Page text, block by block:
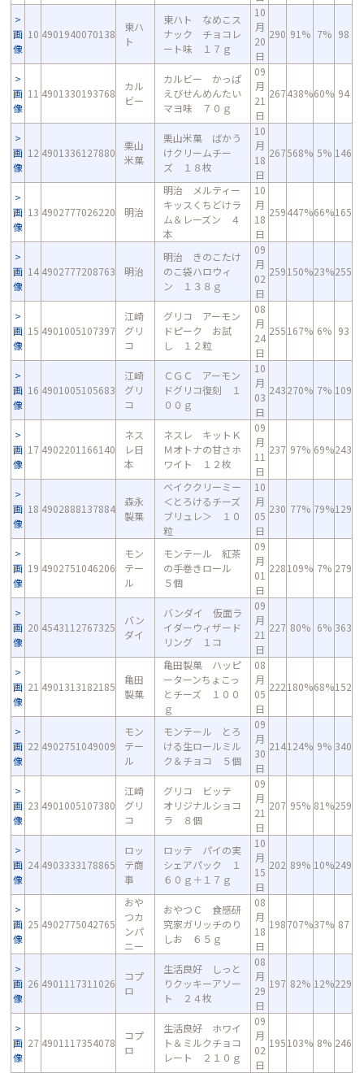
画
像
10 4901940070138
東ハ
ト
東ハト なめこス
ナック チョコレ
ート味 １７ｇ
10
月
20
日
290 91% 7% 98
画
像
11 4901330193768
カル
ビー
カルビー かっぱ
えびせんめんたい
マヨ味 ７０ｇ
09
月
21
日
267438%60% 94
画
像
12 4901336127880
栗山
米菓
栗山米菓 ばかう
けクリームチー
ズ １８枚
10
月
18
日
267568% 5% 146
画
像
13 4902777026220 明治
明治 メルティー
キッスくちどけラ
ム＆レーズン ４
本
10
月
18
日
259447%66%165
画
像
14 4902777208763 明治
明治 きのこたけ
のこ袋ハロウィ
ン １３８ｇ
09
月
02
日
259150%23%255
画
像
15 4901005107397
江崎
グリ
コ
グリコ アーモン
ドピーク お試
し １２粒
08
月
24
日
255167% 6% 93
画
像
16 4901005105683
江崎
グリ
コ
ＣＧＣ アーモン
ドグリコ復刻 １
００ｇ
10
月
03
日
243270% 7% 109
画
像
17 4902201166140
ネス
レ日
本
ネスレ キットＫ
Ｍオトナの甘さホ
ワイト １２枚
09
月
11
日
237 97% 69%243
画
像
18 4902888137884
森永
製菓
ベイククリーミー
＜とろけるチーズ
ブリュレ＞ １０
粒
10
月
05
日
230 77% 79%129
画
像
19 4902751046206
モン
テー
ル
モンテール 紅茶
の手巻きロール
５個
09
月
01
日
228109% 7% 279
画
像
20 4543112767325
バン
ダイ
バンダイ 仮面ラ
イダーウィザード
リング １コ
09
月
21
日
227 80% 6% 363
画
像
21 4901313182185
亀田
製菓
亀田製菓 ハッピ
ーターンちょこっ
とチーズ １００
ｇ
08
月
05
日
222180%68%152
画
像
22 4902751049009
モン
テー
ル
モンテール とろ
ける生ロールミル
ク＆チョコ ５個
09
月
30
日
214124% 9% 340
画
像
23 4901005107380
江崎
グリ
コ
グリコ ビッテ
オリジナルショコ
ラ ８個
09
月
21
日
207 95% 81%259
画
像
24 4903333178865
ロッ
テ商
事
ロッテ パイの実
シェアパック １
６０ｇ＋１７ｇ
10
月
15
日
202 89% 10%249
画
像
25 4902775042765
おや
つカ
ンパ
ニー
おやつＣ 食感研
究家ガリッチのり
しお ６５ｇ
08
月
18
日
198707%37% 87
画
像
26 4901117311026
コプ
ロ
生活良好 しっと
りクッキーアソー
ト ２４枚
08
月
29
日
197 82% 12%229
画
像
27 4901117354078
コプ
ロ
生活良好 ホワイ
ト＆ミルクチョコ
レート ２１０ｇ
09
月
02
日
195103% 8% 246